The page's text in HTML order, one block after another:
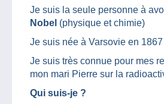
Je suis la seule personne à
Nobel (physique et chimie)
Je suis née à Varsovie en 1867
Je suis très connue pour mes
mon mari Pierre sur la
Qui suis-je ?